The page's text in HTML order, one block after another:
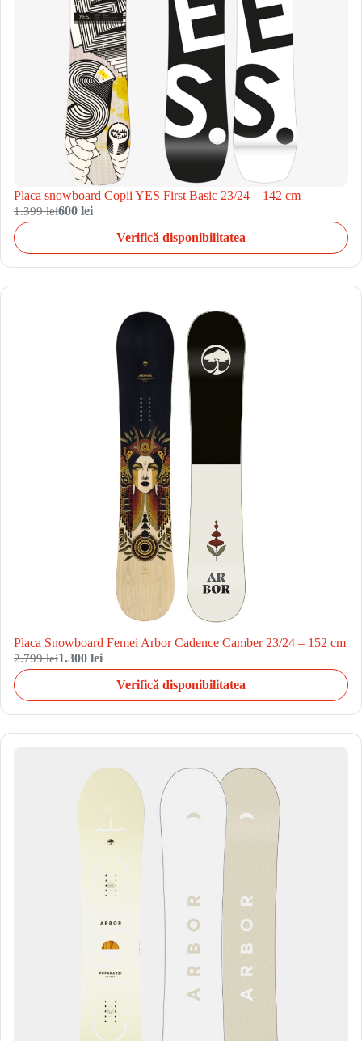
Placa snowboard Copii YES First Basic 23/24 – 142 cm
1.399 lei600 lei
Verifică disponibilitatea
Placa Snowboard Femei Arbor Cadence Camber 23/24 – 152 cm
2.799 lei1.300 lei
Verifică disponibilitatea